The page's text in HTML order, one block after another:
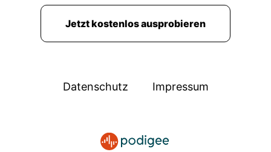
Jetzt kostenlos ausprobieren
Datenschutz Impressum